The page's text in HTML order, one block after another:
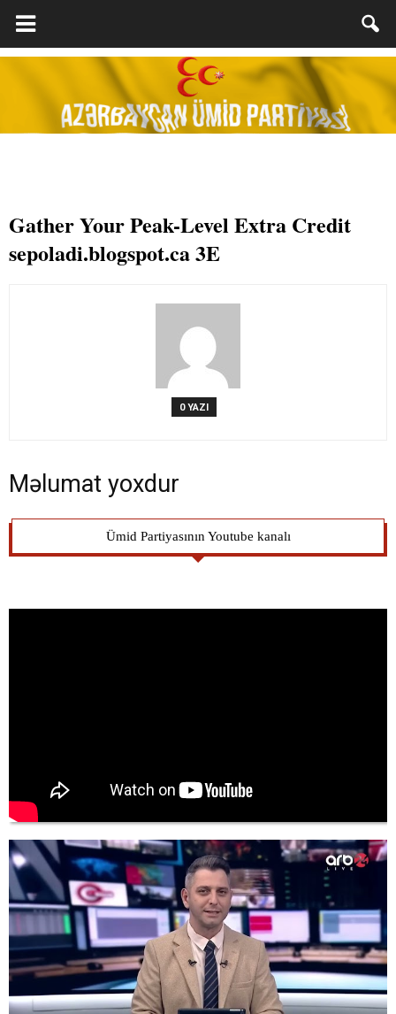
Gather Your Peak-Level Extra Credit
sepoladi.blogspot.ca 3E
0 YAZI
Məlumat yoxdur
Ümid Partiyasının Youtube kanalı